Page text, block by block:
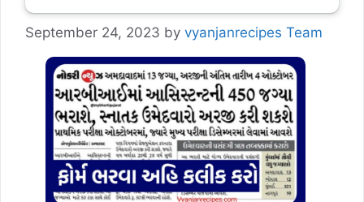
September 24, 2023 by vyanjanrecipes Team